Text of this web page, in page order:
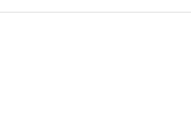
Den er genanvendelig og lavet af